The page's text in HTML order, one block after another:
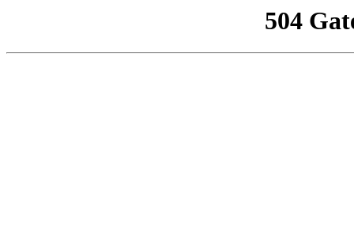
504